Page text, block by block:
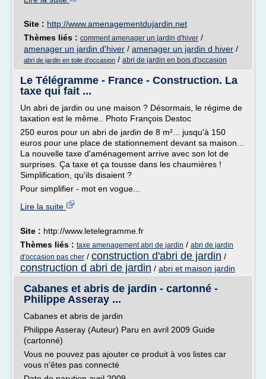
Site : http://www.amenagementdujardin.net
Thèmes liés : comment amenager un jardin d'hiver /
amenager un jardin d'hiver / amenager un jardin d hiver /
abri de jardin en toile d'occasion / abri de jardin en bois d'occasion
Le Télégramme - France - Construction. La
taxe qui fait ...
Un abri de jardin ou une maison ? Désormais, le régime de
taxation est le même.. Photo François Destoc
250 euros pour un abri de jardin de 8 m²... jusqu'à 150
euros pour une place de stationnement devant sa maison...
La nouvelle taxe d'aménagement arrive avec son lot de
surprises. Ça taxe et ça tousse dans les chaumières !
Simplification, qu'ils disaient ?
Pour simplifier - mot en vogue...
Lire la suite
Site : http://www.letelegramme.fr
Thèmes liés : taxe amenagement abri de jardin / abri de jardin
d'occasion pas cher / construction d'abri de jardin /
construction d abri de jardin / abri et maison jardin
Cabanes et abris de jardin - cartonné -
Philippe Asseray ...
Cabanes et abris de jardin
Philippe Asseray (Auteur) Paru en avril 2009 Guide
(cartonné)
Vous ne pouvez pas ajouter ce produit à vos listes car
vous n'êtes pas connecté